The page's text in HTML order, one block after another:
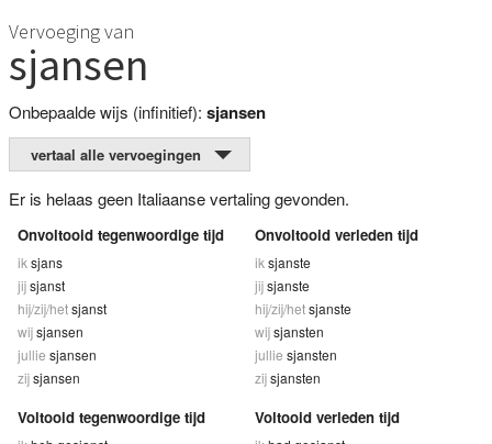
Vervoeging van
sjansen
Onbepaalde wijs (infinitief): sjansen
vertaal alle vervoegingen
Er is helaas geen Italiaanse vertaling gevonden.
Onvoltooid tegenwoordige tijd
ik sjans
jijsjanst
hij/zij/hetsjanst
wijsjansen
jullie sjansen
zijsjansen
Onvoltooid verleden tijd
ik sjanste
jijsjanste
hij/zij/hetsjanste
wijsjansten
jullie sjansten
zijsjansten
Voltooid tegenwoordige tijd Voltooid verleden tijd